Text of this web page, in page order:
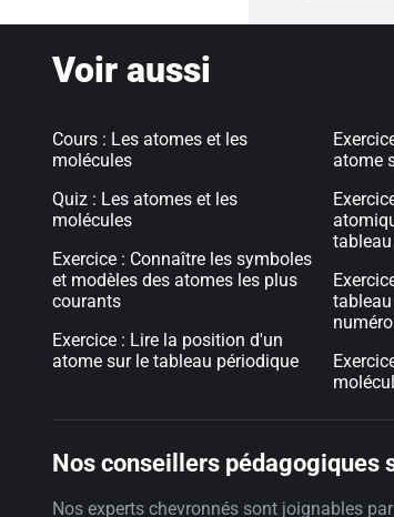
Voir aussi
Cours : Les atomes et les
molécules
Quiz : Les atomes et les
molécules
Exercice : Connaître les symboles
et modèles des atomes les plus
courants
Exercice : Lire la position d'un
atome sur le tableau périodique
atome
Nos conseillers pédagogiques
Nos experts chevronnés sont joignables